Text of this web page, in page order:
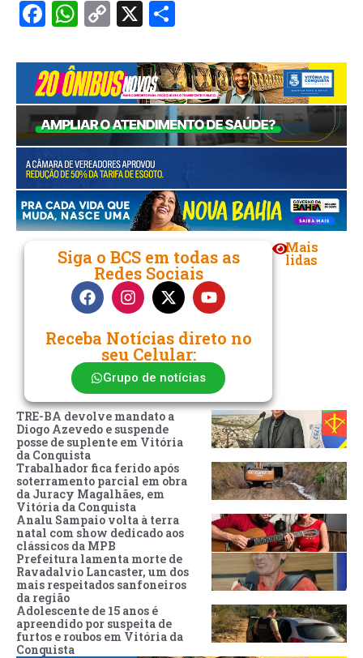
Facebook
WhatsApp
Copy
X
Siga o BCS em todas as
Redes Sociais
Receba Notícias direto no
seu Celular:
Grupo de notícias
Mais
lidas
TRE-BA devolve mandato a
Diogo Azevedo e suspende
posse de suplente em Vitória
da Conquista
Trabalhador fica ferido após
soterramento parcial em obra
da Juracy Magalhães, em
Vitória da Conquista
Analu Sampaio volta à terra
natal com show dedicado aos
clássicos da MPB
Prefeitura lamenta morte de
Ravadalvio Lancaster, um dos
mais respeitados sanfoneiros
da região
Adolescente de 15 anos é
apreendido por suspeita de
furtos e roubos em Vitória da
Conquista